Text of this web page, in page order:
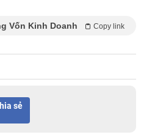
Vốn Kinh Doanh Copy link
sẻ